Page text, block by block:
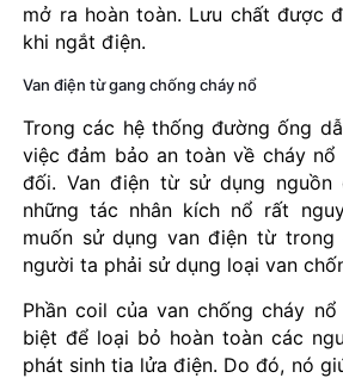
mở ra hoàn toàn. Lưu chất được
khi ngắt điện.
Van điện từ gang chống cháy nổ
Trong các hệ thống đường ống
việc đảm bảo an toàn về cháy
đối. Van điện từ sử dụng
những tác nhân kích nổ rất
muốn sử dụng van điện từ trong
người ta phải sử dụng loại van
Phần coil của van chống cháy
biệt để loại bỏ hoàn toàn các
phát sinh tia lửa điện. Do đó, nó